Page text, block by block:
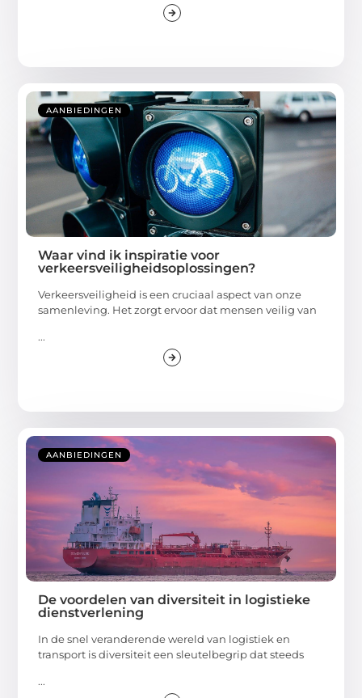
AANBIEDINGEN
Waar vind ik inspiratie voor
verkeersveiligheidsoplossingen?
Verkeersveiligheid is een cruciaal aspect van onze
samenleving. Het zorgt ervoor dat mensen veilig van
...
AANBIEDINGEN
De voordelen van diversiteit in logistieke
dienstverlening
In de snel veranderende wereld van logistiek en
transport is diversiteit een sleutelbegrip dat steeds
...